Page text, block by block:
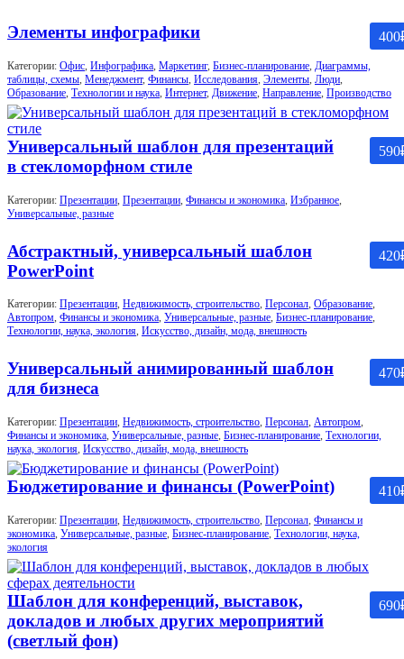
400
Элементы инфографики
Категории: Офис, Инфографика, Маркетинг, Бизнес-планирование, Диаграммы,
таблицы, схемы, Менеджмент, Финансы, Исследования, Элементы, Люди,
Образование, Технологии и наука, Интернет, Движение, Направление, Производство
590
Универсальный шаблон для презентаций
в стекломорфном стиле
Категории: Презентации Презентации Финансы и экономика Избранное
Универсальные, разные
420
Абстрактный, универсальный шаблон
PowerPoint
Категории: Презентации, Недвижимость, строительство, Персонал, Образование,
Автопром, Финансы и экономика, Универсальные, разные, Бизнес-планирование,
Технологии, наука, экология, Искусство, дизайн, мода, внешность
470
Универсальный анимированный шаблон
для бизнеса
Категории: Презентации, Недвижимость, строительство, Персонал, Автопром,
Финансы и экономика, Универсальные, разные, Бизнес-планирование, Технологии,
наука, экология, Искусство, дизайн, мода, внешность
410
Бюджетирование и финансы (PowerPoint)
Категории: Презентации, Недвижимость, строительство, Персонал, Финансы и
экономика, Универсальные, разные, Бизнес-планирование, Технологии, наука,
экология
690
Шаблон для конференций, выставок,
докладов и любых других мероприятий
(светлый фон)